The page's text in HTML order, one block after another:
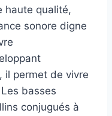
haute qualité,
sonore digne
il permet de vivre
basses
conjugués à